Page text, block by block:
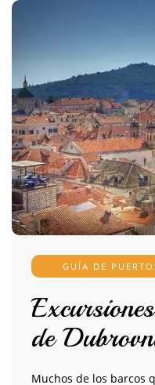
GUÍA DE
de
Muchos de los barcos